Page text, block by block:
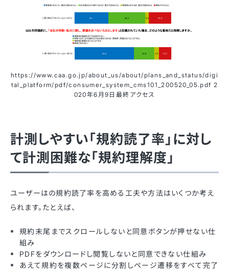
https://www.caa.go.jp/about_us/about/plans_and_status/digi
tal_platform/pdf/consumer_system_cms101_200520_05.pdf 2
020年6月9日最終アクセス
計測しやすい「規約読了率」に対し
て計測困難な「規約理解度」
ユーザーはの規約読了率を高める工夫や方法はいくつか考え
られます。たとえば、
規約末尾までスクロールしないと同意ボタンが押せない仕
組み
PDFをダウンロードし閲覧しないと同意できない仕組み
あえて規約を複数ページに分割しページ遷移をすべて完了